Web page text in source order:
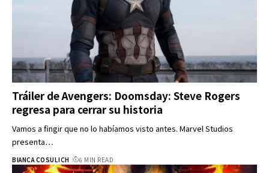
Tráiler de Avengers: Doomsday: Steve Rogers
regresa para cerrar su historia
Vamos a fingir que no lo habíamos visto antes. Marvel Studios
presenta…
BIANCA COSULICH 6 MIN READ